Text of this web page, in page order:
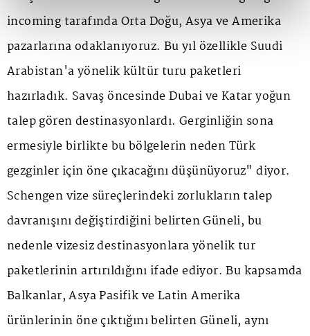
incoming tarafında Orta Doğu, Asya ve Amerika
pazarlarına odaklanıyoruz. Bu yıl özellikle Suudi
Arabistan'a yönelik kültür turu paketleri
hazırladık. Savaş öncesinde Dubai ve Katar yoğun
talep gören destinasyonlardı. Gerginliğin sona
ermesiyle birlikte bu bölgelerin neden Türk
gezginler için öne çıkacağını düşünüyoruz" diyor.
Schengen vize süreçlerindeki zorlukların talep
davranışını değiştirdiğini belirten Güneli, bu
nedenle vizesiz destinasyonlara yönelik tur
paketlerinin artırıldığını ifade ediyor. Bu kapsamda
Balkanlar, Asya Pasifik ve Latin Amerika
ürünlerinin öne çıktığını belirten Güneli, aynı